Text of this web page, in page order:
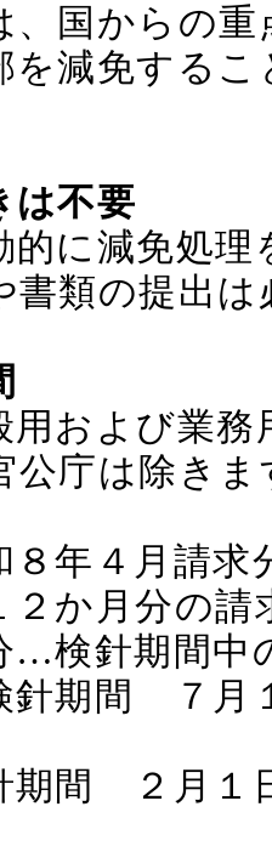
、国からの
を減免する
は不要
的に減免処
書類の提出
用および業務
公庁は除きま
８年４月請求
月分の請求
検針期間中
期間 ７月
２月１日